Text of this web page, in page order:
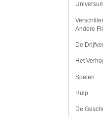
Andere
De
Het
Spelen
Hulp
De